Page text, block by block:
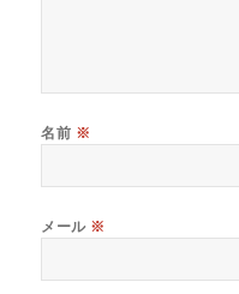
名前 ※
メール ※